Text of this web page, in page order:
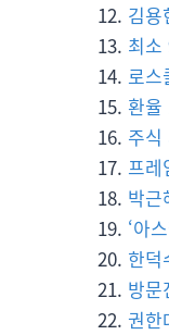
김용
최소
로스
환율
주식
프레
박근
‘아
한덕
방
권한